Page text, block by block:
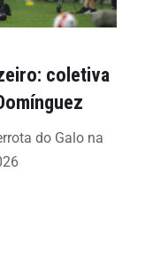
coletiva
do Galo na